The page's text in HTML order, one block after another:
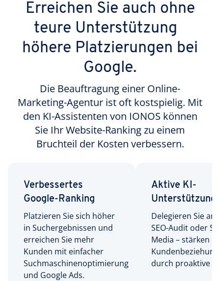
Erreichen Sie auch ohne
teure Unterstützung
höhere Platzierungen bei
Google.
Die Beauftragung einer Online-
Marketing-Agentur ist oft kostspielig. Mit
den KI-Assistenten von IONOS können
Sie Ihr Website-Ranking zu einem
Bruchteil der Kosten verbessern.
Verbessertes
Google-Ranking
Platzieren Sie sich höher
in Suchergebnissen und
erreichen Sie mehr
Kunden mit einfacher
Suchmaschinenoptimierung
und Google Ads.
Aktive KI-
Unterstützung
Delegieren Sie an
SEO-Audit oder
Media – stärken
durch proaktive